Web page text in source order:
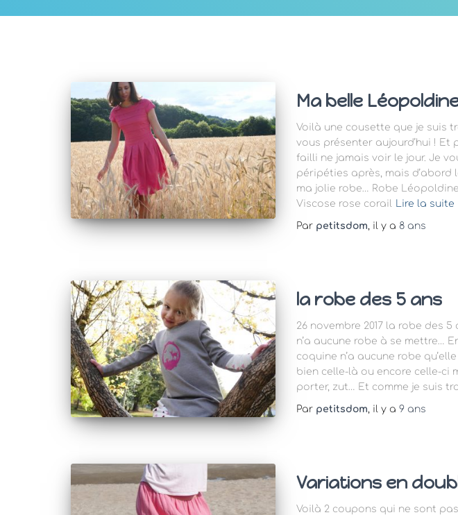
Ma belle
Voilà une cousette que je suis
vous présenter aujourd’hui ! Et
failli ne jamais voir le jour. Je
péripéties après, mais d’abord
ma jolie robe… Robe
Viscose rose corail Lire la suite
Par petitsdom, il y a 8 ans
la robe des 5 ans
26 novembre 2017 la robe des
n’a aucune robe à se mettre…
coquine n’a aucune robe
bien celle-là ou encore celle-ci
porter, zut… Et comme je suis
Par petitsdom, il y a 9 ans
Variations en
Voilà 2 coupons qui ne sont